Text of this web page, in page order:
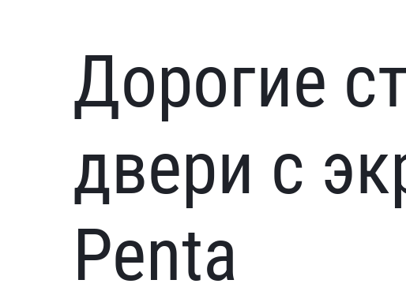
Дорогие
двери с
Penta